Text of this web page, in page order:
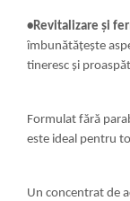
•Revitalizare și
îmbunătățește
tineresc și
Formulat fără
este ideal pentru
Un concentrat de